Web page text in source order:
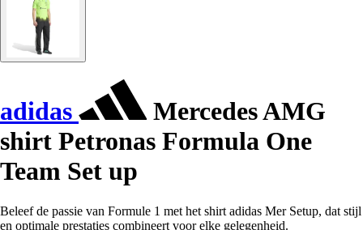
adidas
Mercedes AMG
shirt Petronas Formula One
Team Set up
Beleef de passie van Formule 1 met het shirt adidas Mer Setup, dat stijl
en optimale prestaties combineert voor elke gelegenheid.